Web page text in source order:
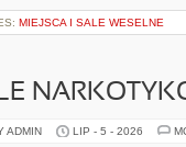
MIEJSCA I SALE WESELNE
ADMIN LIP - 5 - 2026